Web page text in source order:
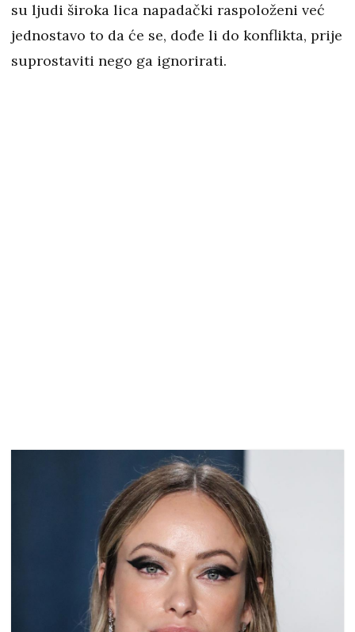
su ljudi široka lica napadački raspoloženi već
jednostavo to da će se, dođe li do konflikta, prije
suprostaviti nego ga ignorirati.